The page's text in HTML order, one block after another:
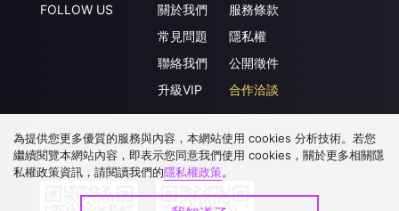
FOLLOW US
關於我們
常見問題
聯絡我們
升級VIP
服務條款
隱私權
公開徵件
合作洽談
下載 APP
為提供您更多優質的服務與內容，本網站使用 cookies 分析技術。若您
繼續閱覽本網站內容，即表示您同意我們使用 cookies，關於更多相關隱
私權政策資訊，請閱讀我們的隱私權政策。